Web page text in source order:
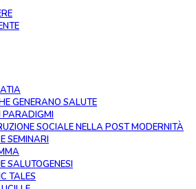
GENERANO SALUTE
PARADIGMI
SOCIALE NELLA POST MODERNITÀ
SEMINARI
SALUTOGENESI
TALES